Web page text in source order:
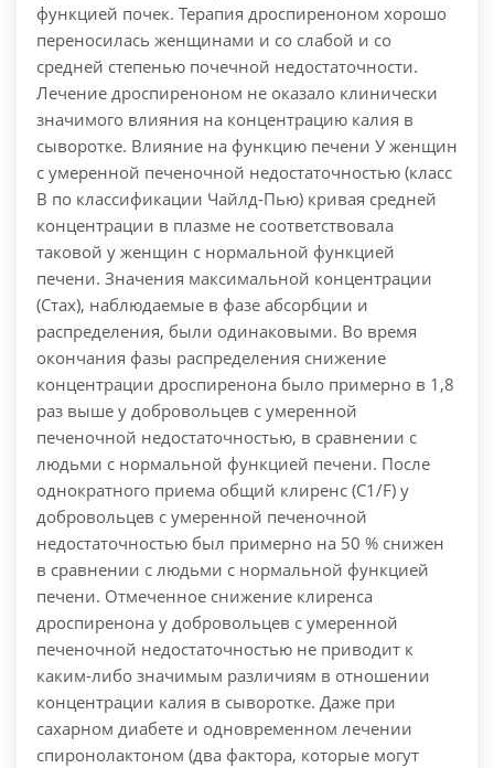
функцией почек. Терапия дроспиреноном хорошо
переносилась женщинами и со слабой и со
средней степенью почечной недостаточности.
Лечение дроспиреноном не оказало клинически
значимого влияния на концентрацию калия в
сыворотке. Влияние на функцию печени У женщин
с умеренной печеночной недостаточностью (класс
В по классификации Чайлд-Пью) кривая средней
концентрации в плазме не соответствовала
таковой у женщин с нормальной функцией
печени. Значения максимальной концентрации
(Стах), наблюдаемые в фазе абсорбции и
распределения, были одинаковыми. Во время
окончания фазы распределения снижение
концентрации дроспиренона было примерно в 1,8
раз выше у добровольцев с умеренной
печеночной недостаточностью, в сравнении с
людьми с нормальной функцией печени. После
однократного приема общий клиренс (C1/F) у
добровольцев с умеренной печеночной
недостаточностью был примерно на 50 % снижен
в сравнении с людьми с нормальной функцией
печени. Отмеченное снижение клиренса
дроспиренона у добровольцев с умеренной
печеночной недостаточностью не приводит к
каким-либо значимым различиям в отношении
концентрации калия в сыворотке. Даже при
сахарном диабете и одновременном лечении
спиронолактоном (два фактора, которые могут